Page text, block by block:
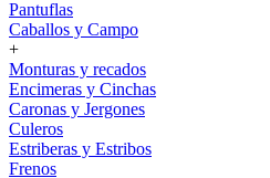
Pantuflas
Caballos y Campo
+
Monturas y recados
Encimeras y Cinchas
Caronas y Jergones
Culeros
Estriberas y Estribos
Frenos